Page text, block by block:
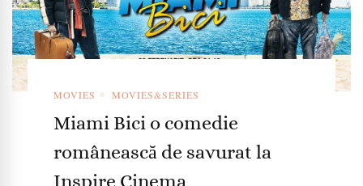
MOVIES MOVIES&SERIES
Miami Bici o comedie
românească de savurat la
Inspire Cinema